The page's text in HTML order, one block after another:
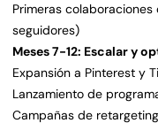
Primeras
seguidores)
Meses 7-12: Escalar y
Expansión a Pinterest y
Lanzamiento de
Campañas de